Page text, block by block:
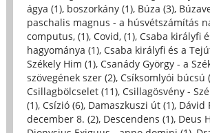
ágya (1), boszorkány (1), Búza (3),
paschalis magnus - a húsvétszámítás
computus, (1), Covid, (1), Csaba királyfi
hagyománya (1), Csaba királyfi és a
Székely Him (1), Csanády György - a
szövegének szer (2), Csíksomlyói búcsú
Csillagbölcselet (11), Csillagösvény -
(1), Csízió (6), Damaszkuszi út (1), Dávid
december 8. (2), Descendens (1), Deus